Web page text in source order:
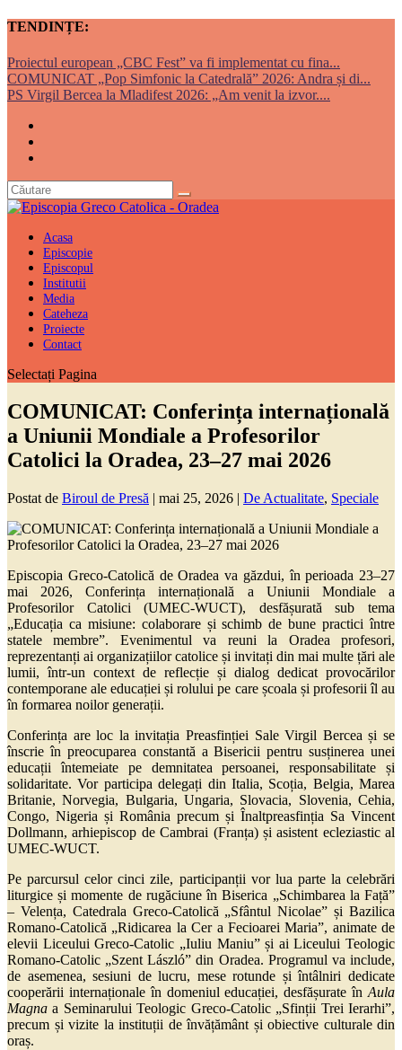
TENDINȚE:
Proiectul european „CBC Fest” va fi implementat cu fina...
COMUNICAT „Pop Simfonic la Catedrală” 2026: Andra și di...
PS Virgil Bercea la Mladifest 2026: „Am venit la izvor....
Acasa
Episcopie
Episcopul
Institutii
Media
Cateheza
Proiecte
Contact
Selectați Pagina
COMUNICAT: Conferința internațională
a Uniunii Mondiale a Profesorilor
Catolici la Oradea, 23–27 mai 2026
Postat de Biroul de Presă | mai 25, 2026 | De Actualitate, Speciale
Episcopia Greco-Catolică de Oradea va găzdui, în perioada 23–27
mai 2026, Conferința internațională a Uniunii Mondiale a
Profesorilor Catolici (UMEC-WUCT), desfășurată sub tema
„Educația ca misiune: colaborare și schimb de bune practici între
statele membre”. Evenimentul va reuni la Oradea profesori,
reprezentanți ai organizațiilor catolice și invitați din mai multe țări ale
lumii, într-un context de reflecție și dialog dedicat provocărilor
contemporane ale educației și rolului pe care școala și profesorii îl au
în formarea noilor generații.
Conferința are loc la invitația Preasfinției SaleVirgil Bercea și se
înscrie în preocuparea constantă a Bisericii pentru susținerea unei
educații întemeiate pe demnitatea persoanei, responsabilitate și
solidaritate. Vor participa delegați din Italia, Scoția, Belgia, Marea
Britanie, Norvegia, Bulgaria, Ungaria, Slovacia, Slovenia, Cehia,
Congo, Nigeria și România precum și Înaltpreasfinția Sa Vincent
Dollmann, arhiepiscop de Cambrai (Franța) și asistent ecleziastic al
UMEC-WUCT.
Pe parcursul celor cinci zile, participanții vor lua parte la celebrări
liturgice și momente de rugăciune în Biserica „Schimbarea la Față”
– Velența, Catedrala Greco-Catolică „Sfântul Nicolae” și Bazilica
Romano-Catolică „Ridicarea la Cer a Fecioarei Maria”, animate de
elevii Liceului Greco-Catolic „Iuliu Maniu” și ai Liceului Teologic
Romano-Catolic „Szent László” din Oradea. Programul va include,
de asemenea, sesiuni de lucru, mese rotunde și întâlniri dedicate
cooperării internaționale în domeniul educației, desfășurate în Aula
Magna a Seminarului Teologic Greco-Catolic „Sfinții Trei Ierarhi”,
precum și vizite la instituții de învățământ și obiective culturale din
oraș.